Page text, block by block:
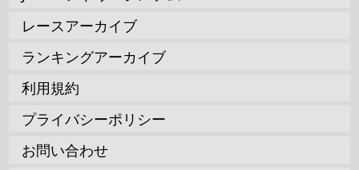
レースアーカイブ
ランキングアーカイブ
利用規約
プライバシーポリシー
お問い合わせ